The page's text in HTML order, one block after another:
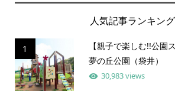
人気記事ランキング
1
【親子で楽しむ!!公園
夢の丘公園（袋井）
30,983 views